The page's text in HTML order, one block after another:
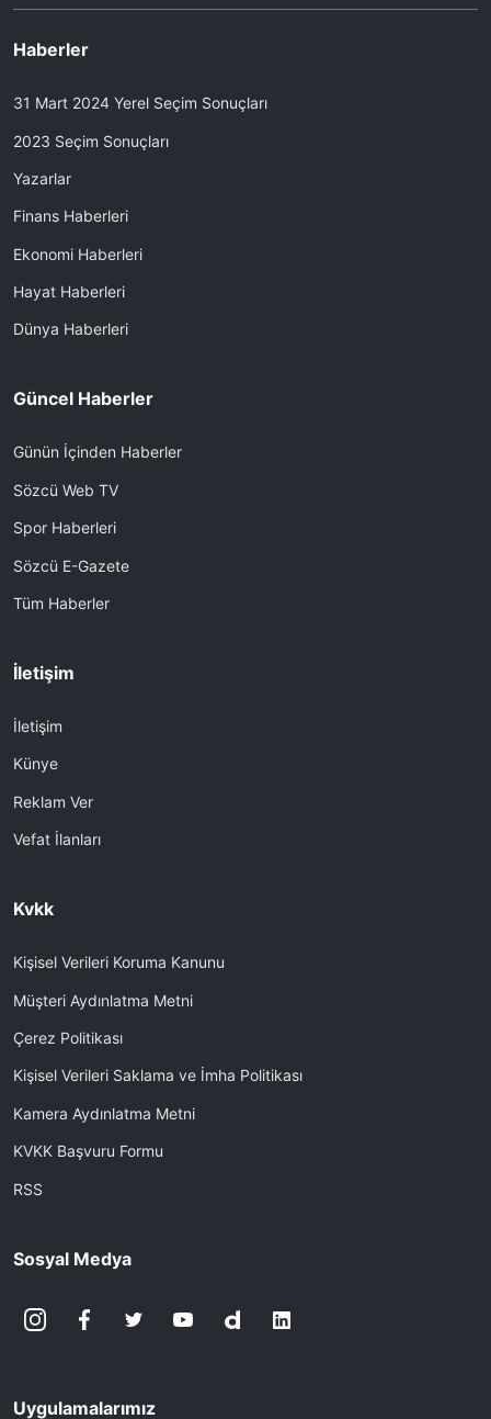
Haberler
31 Mart 2024 Yerel Seçim Sonuçları
2023 Seçim Sonuçları
Yazarlar
Finans Haberleri
Ekonomi Haberleri
Hayat Haberleri
Dünya Haberleri
Güncel Haberler
Günün İçinden Haberler
Sözcü Web TV
Spor Haberleri
Sözcü E-Gazete
Tüm Haberler
İletişim
İletişim
Künye
Reklam Ver
Vefat İlanları
Kvkk
Kişisel Verileri Koruma Kanunu
Müşteri Aydınlatma Metni
Çerez Politikası
Kişisel Verileri Saklama ve İmha Politikası
Kamera Aydınlatma Metni
KVKK Başvuru Formu
RSS
Sosyal Medya
Uygulamalarımız